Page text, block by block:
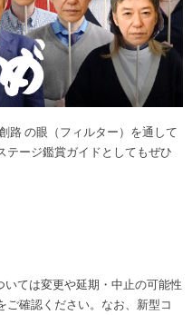
路 の眼（フィルター）を通して
テージ鑑賞ガイドとしてもぜひ
ては変更や延期・中止の可能性
確認ください。なお、新型コ